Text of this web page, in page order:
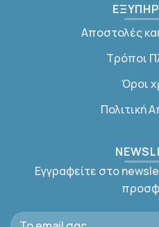
Αποστολές
Τρόποι
Όροι
Πολιτική
Εγγραφείτε στο